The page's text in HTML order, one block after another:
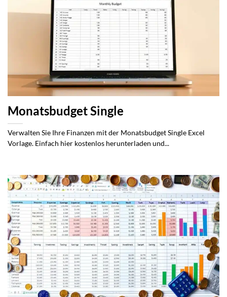
Monatsbudget Single
Verwalten Sie Ihre Finanzen mit der Monatsbudget Single Excel
Vorlage. Einfach hier kostenlos herunterladen und...